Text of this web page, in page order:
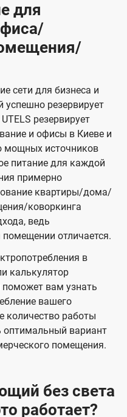
для
сети для бизнеса и
успешно резервирует
резервирует
и офисы в Киеве и
мощных источников
питание для каждой
примерно
квартиры/дома/
коворкинга
ведь
отличается.
в
калькулятор
поможет вам узнать
вашего
количество работы
оптимальный вариант
помещения.
без света
работает?